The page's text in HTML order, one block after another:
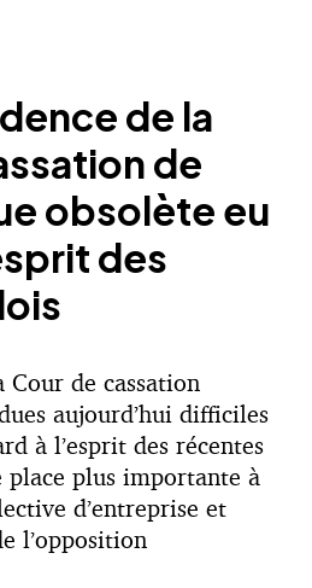
de la
de
obsolète eu
des
Cour de cassation
aujourd’hui difficiles
à l’esprit des récentes
place plus importante à
d’entreprise et
l’opposition